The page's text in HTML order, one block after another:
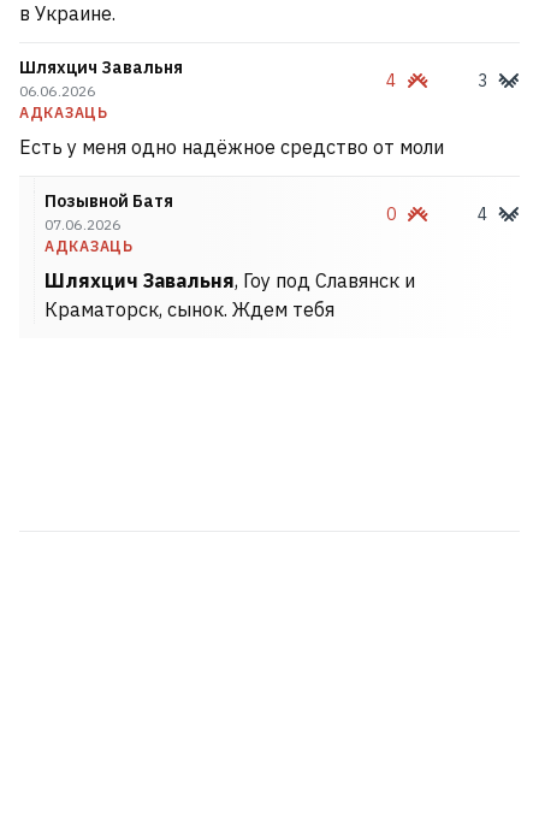
в Украине.
Шляхцич Завальня
06.06.2026
АДКАЗАЦЬ
4 3
Есть у меня одно надёжное средство от моли
Позывной Батя
07.06.2026
АДКАЗАЦЬ
0 4
Шляхцич Завальня, Гоу под Славянск и
Краматорск, сынок. Ждем тебя